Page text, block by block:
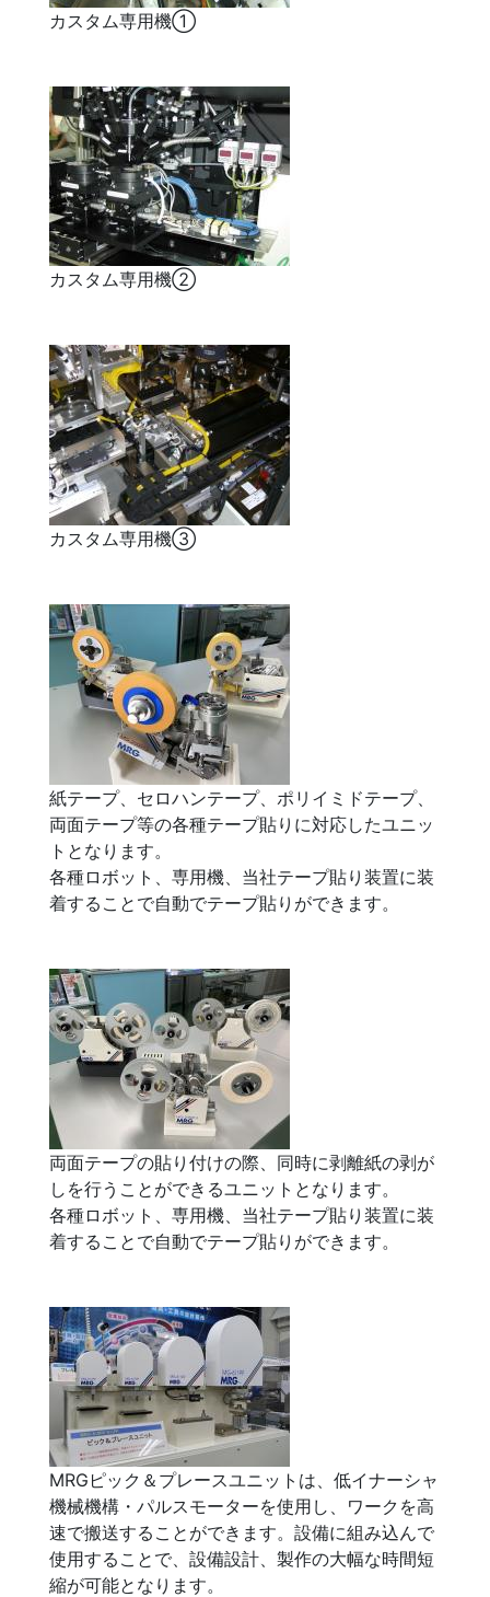
カスタム専用機①
カスタム専用機②
カスタム専用機③
紙テープ、セロハンテープ、ポリイミドテープ、
両面テープ等の各種テープ貼りに対応したユニッ
トとなります。
各種ロボット、専用機、当社テープ貼り装置に装
着することで自動でテープ貼りができます。
両面テープの貼り付けの際、同時に剥離紙の剥が
しを行うことができるユニットとなります。
各種ロボット、専用機、当社テープ貼り装置に装
着することで自動でテープ貼りができます。
MRGピック＆プレースユニットは、低イナーシャ
機械機構・パルスモーターを使用し、ワークを高
速で搬送することができます。設備に組み込んで
使用することで、設備設計、製作の大幅な時間短
縮が可能となります。